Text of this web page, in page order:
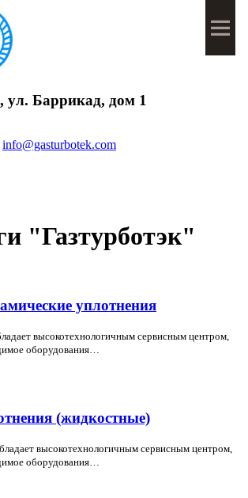
ул. Баррикад, дом 1
info@gasturbotek.com
"Газтурботэк"
уплотнения
высокотехнологичным сервисным центром,
оборудования…
(жидкостные)
высокотехнологичным сервисным центром,
оборудования…